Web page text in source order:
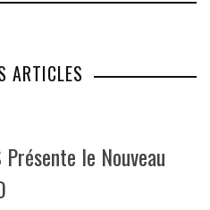
ARTICLES
Présente le Nouveau